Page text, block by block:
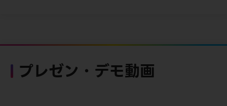
プレゼン・デモ動画